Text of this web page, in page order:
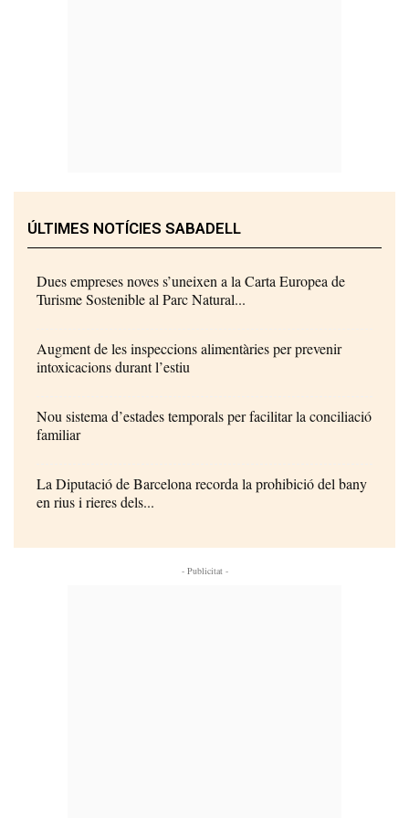
ÚLTIMES NOTÍCIES SABADELL
Dues empreses noves s’uneixen a la Carta Europea de
Turisme Sostenible al Parc Natural...
Augment de les inspeccions alimentàries per prevenir
intoxicacions durant l’estiu
Nou sistema d’estades temporals per facilitar la conciliació
familiar
La Diputació de Barcelona recorda la prohibició del bany
en rius i rieres dels...
- Publicitat -